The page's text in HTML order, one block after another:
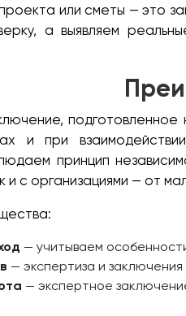
или сметы — это
а выявляем
и при
принцип
и с организациями — от
— учитываем
— экспертиза и
— экспертное